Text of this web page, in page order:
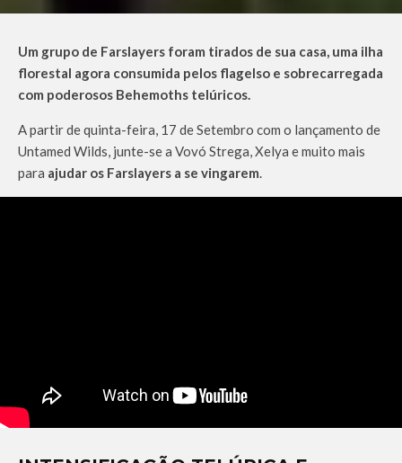
Um grupo de Farslayers foram tirados de sua casa, uma ilha
florestal agora consumida pelos flagelso e sobrecarregada
com poderosos Behemoths telúricos.
A partir de quinta-feira, 17 de Setembro com o lançamento de
Untamed Wilds, junte-se a Vovó Strega, Xelya e muito mais
para ajudar os Farslayers a se vingarem.